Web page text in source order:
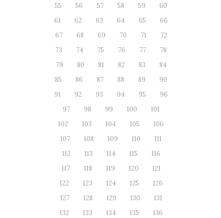
55
56 57 58 59
60
61
62 63 64 65
66
67
68 69 70 71
72
73
74 75 76 77
78
79
80 81 82 83
84
85
86 87 88 89
90
91
92 93 94 95
96
97
98 99 100
101
102
103 104 105
106
107
108 109 110
111
112
113 114 115
116
117
118 119 120
121
122
123 124 125
126
127
128 129 130
131
132
133 134 135
136